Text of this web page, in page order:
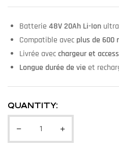
Batterie 48V 20Ah Li-Ionultra
Compatible avec plus de 600
Livrée avecchargeur et
Longue durée de vie et
QUANTITY: